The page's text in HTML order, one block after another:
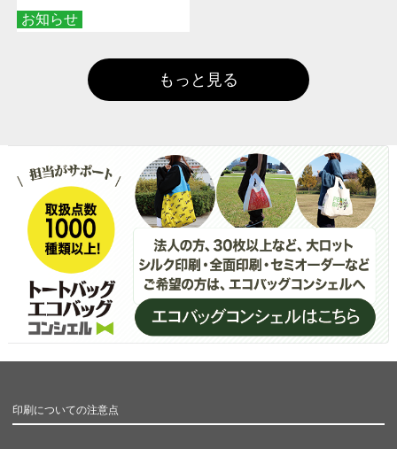
お知らせ
もっと見る
印刷についての注意点